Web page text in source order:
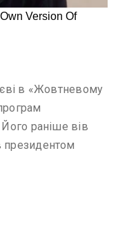
в «Жовтневому
раніше вів
президентом